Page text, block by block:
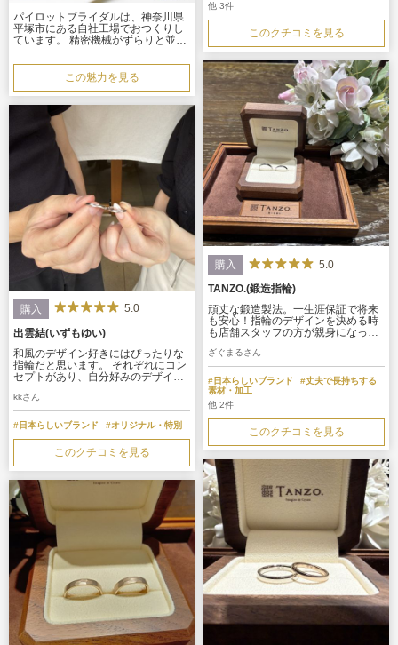
他 3件
このクチコミを見る
パイロットブライダルは、神奈川県
平塚市にある自社工場でおつくりし
ています。 精密機械がずらりと並ぶ
れぞれに熟練した職人が担当してい
ます。職人の技と経験なくしては成
り立たないクラフトマンシップに満
ちたものづくりの場です。 純プラチ
ナPt999当社オリジナルUHP(ウルト
ラハードプラチナ）は素材を溶かし
てまぜインゴットにするところから
行っており通常のプラチナPt900よ
りも１５倍もの時間をかけてお作り
しています。
この魅力を見る
購入
5.0
TANZO.(鍛造指輪)
頑丈な鍛造製法。一生涯保証で将来
も安心！指輪のデザインを決める時
も店舗スタッフの方が親身になって
インを決めることができました。 指
輪の受け渡し時にも店長さまが対応
してくれました。
ざぐまるさん
#日本らしいブランド
#丈夫で長持ちする
素材・加工
他 2件
このクチコミを見る
購入
5.0
出雲結(いずもゆい)
和風のデザイン好きにはぴったりな
指輪だと思います。 それぞれにコン
セプトがあり、自分好みのデザイン
く、それぞれに特徴があるため好み
の指輪を選びやすい点もおすすめで
きるポイントです。
kkさん
#日本らしいブランド #オリジナル・特別
このクチコミを見る